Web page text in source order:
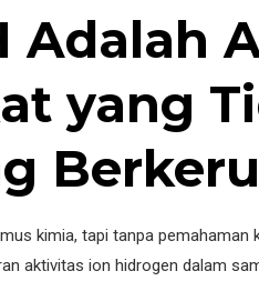
Adalah
yang
kimia, tapi tanpa pemahaman
aktivitas ion hidrogen dalam